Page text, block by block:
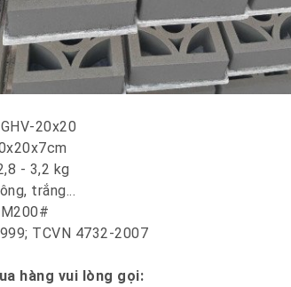
20x20
- 3,2 kg
trắng...
TCVN 4732-2007
hàng vui lòng gọi: